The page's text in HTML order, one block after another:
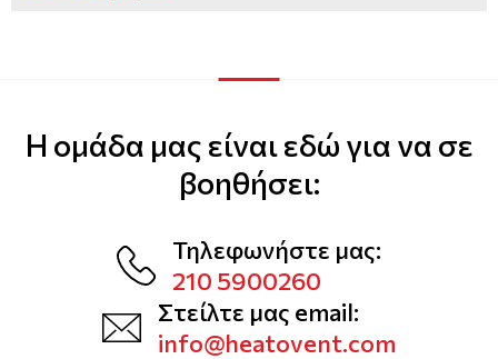
Η ομάδα μας είναι εδώ για να σε
βοηθήσει:
Τηλεφωνήστε μας:
210 5900260
Στείλτε μας email:
info@heatovent.com